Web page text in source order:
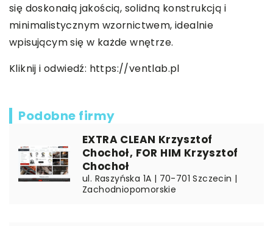
się doskonałą jakością, solidną konstrukcją i
minimalistycznym wzornictwem, idealnie
wpisującym się w każde wnętrze.
Kliknij i odwiedź: https://ventlab.pl
Podobne firmy
EXTRA CLEAN Krzysztof
Chochoł, FOR HIM Krzysztof
Chochoł
ul. Raszyńska 1A | 70-701 Szczecin |
Zachodniopomorskie